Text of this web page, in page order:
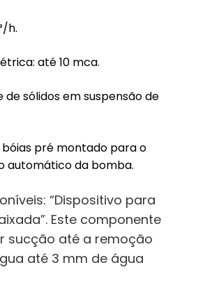
h.
até 10 mca.
de sólidos em suspensão de
pré montado para o
automático da bomba.
“Dispositivo para
Este componente
sucção até a remoção
até 3 mm de água